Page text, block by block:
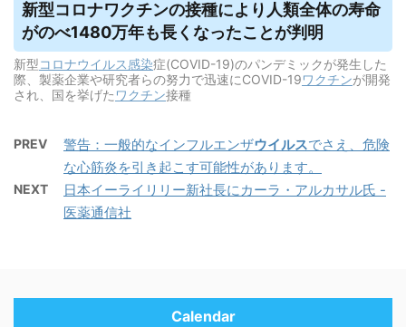
新型コロナワクチンの接種により人類全体の寿命
がのべ1480万年も長くなったことが判明
新型コロナウイルス感染症(COVID-19)のパンデミックが発生した
際、製薬企業や研究者らの努力で迅速にCOVID-19ワクチンが開発
され、国を挙げた ワクチン接種
PREV 警告：一般的なインフルエンザウイルスでさえ、危険
な心筋炎を引き起こす可能性があります。
NEXT
日本イーライリリー新社長にカーラ・アルカサル氏 -
医薬通信社
Calendar